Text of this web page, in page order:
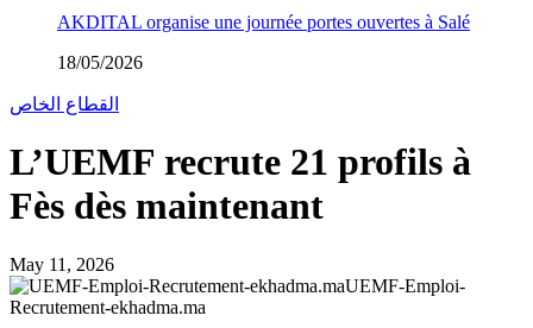
AKDITAL organise une journée portes ouvertes à Salé
18/05/2026
القطاع الخاص
L’UEMF recrute 21 profils à
Fès dès maintenant
May 11, 2026
UEMF-Emploi-
Recrutement-ekhadma.ma